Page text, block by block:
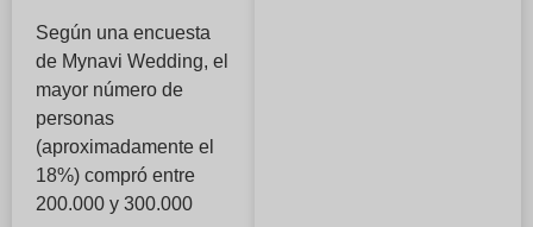
Según una encuesta
de Mynavi Wedding, el
mayor número de
personas
(aproximadamente el
18%) compró entre
200.000 y 300.000